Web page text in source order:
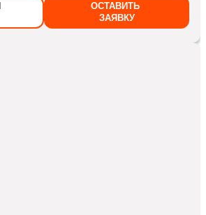
ОСТАВИТЬ
ЗАЯВКУ